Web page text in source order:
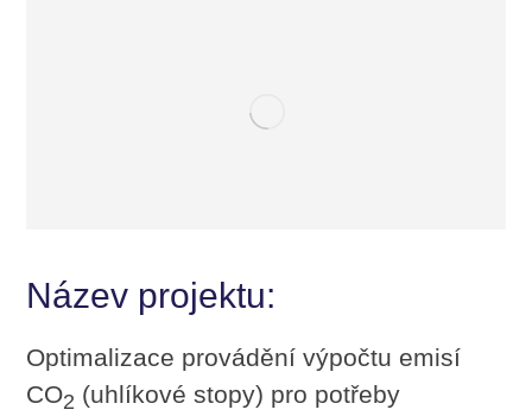
Název projektu:
Optimalizace provádění výpočtu emisí
CO2 (uhlíkové stopy) pro potřeby